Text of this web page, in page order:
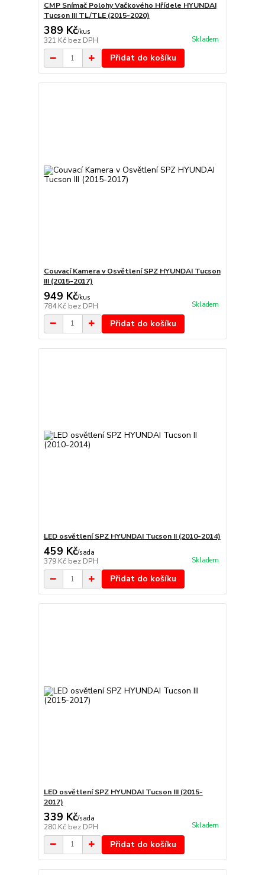
CMP Snímač Polohy Vačkového Hřídele HYUNDAI
Tucson III TL/TLE (2015-2020)
389 Kč/kus
321 Kč bez DPH Skladem
Přidat do košíku
Couvací Kamera v Osvětlení SPZ HYUNDAI Tucson
III (2015-2017)
949 Kč/kus
784 Kč bez DPH Skladem
Přidat do košíku
LED osvětlení SPZ HYUNDAI Tucson II (2010-2014)
459 Kč/sada
379 Kč bez DPH Skladem
Přidat do košíku
LED osvětlení SPZ HYUNDAI Tucson III (2015-
2017)
339 Kč/sada
280 Kč bez DPH Skladem
Přidat do košíku